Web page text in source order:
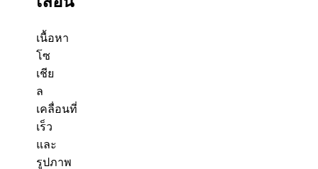
เนื้อหา
โซ
เชีย
ล
เคลื่อนที่
เร็ว
และ
รูปภาพ